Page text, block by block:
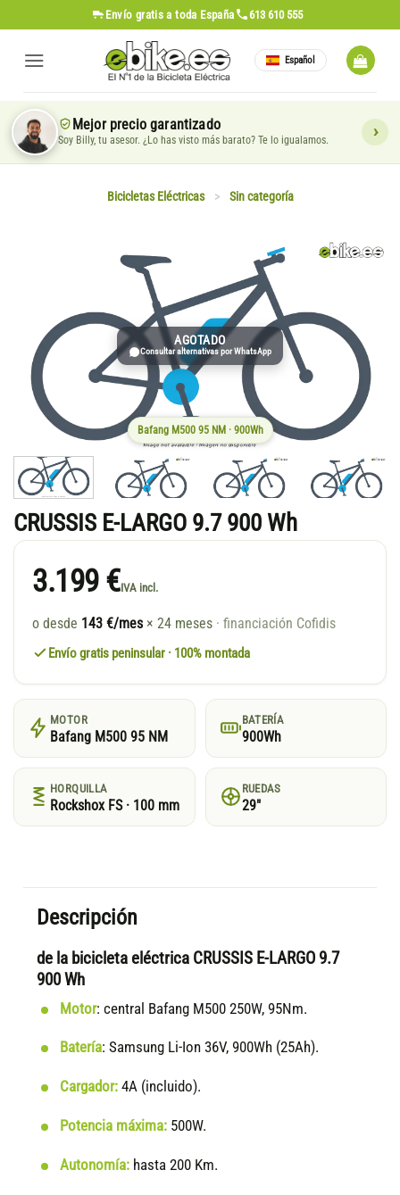
al
contenido
Envío gratis a toda España 613 610 555
Español
Mejor precio garantizado
Soy Billy, tu asesor. ¿Lo has visto más barato? Te lo igualamos.
Bicicletas Eléctricas > Sin categoría
AGOTADO
Consultar alternativas por WhatsApp
Bafang M500 95 NM · 900Wh
CRUSSIS E-LARGO 9.7 900 Wh
3.199 €IVA incl.
o desde 143 €/mes × 24 meses · financiación Cofidis
Envío gratis peninsular · 100% montada
MOTOR
Bafang M500 95 NM
BATERÍA
900Wh
HORQUILLA
Rockshox FS · 100 mm
RUEDAS
29"
Descripción
de la bicicleta eléctrica CRUSSIS E-LARGO 9.7
900 Wh
Motor: central Bafang M500 250W, 95Nm.
Batería: Samsung Li-Ion 36V, 900Wh (25Ah).
Cargador: 4A (incluido).
Potencia máxima: 500W.
Autonomía: hasta 200 Km.